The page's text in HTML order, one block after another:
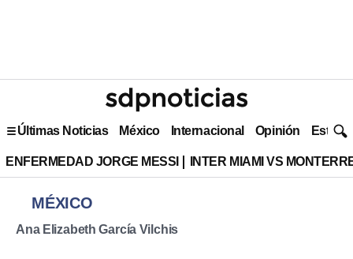
Últimas Noticias México Internacional Opinión Estilo
ENFERMEDAD JORGE MESSI INTER MIAMI VS
MÉXICO
Ana Elizabeth García Vilchis